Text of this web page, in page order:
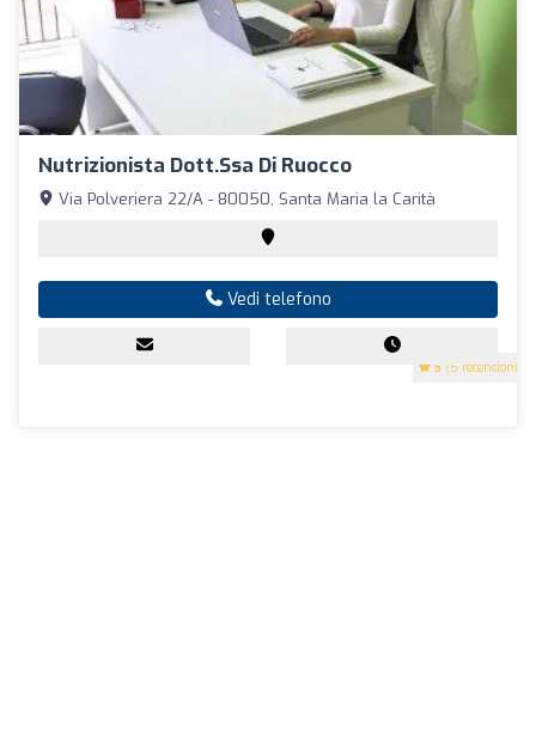
Nutrizionista Dott.ssa Di Ruocco
5 (5 recensioni)
Via Polveriera 22/A - 80050, Santa Maria la Carità
Vedi telefono